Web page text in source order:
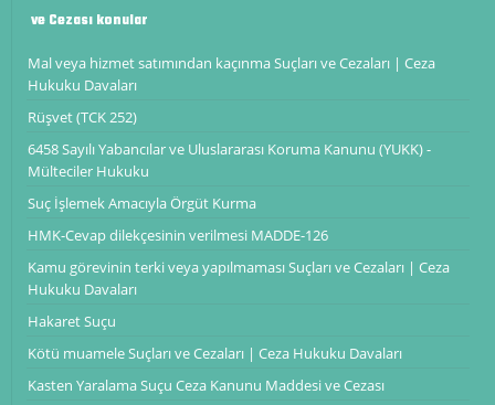
ve Cezası konular
Mal veya hizmet satımından kaçınma Suçları ve Cezaları | Ceza
Hukuku Davaları
Rüşvet (TCK 252)
6458 Sayılı Yabancılar ve Uluslararası Koruma Kanunu (YUKK) -
Mülteciler Hukuku
Suç İşlemek Amacıyla Örgüt Kurma
HMK-Cevap dilekçesinin verilmesi ​​​​​​​MADDE-126
Kamu görevinin terki veya yapılmaması Suçları ve Cezaları | Ceza
Hukuku Davaları
Hakaret Suçu
Kötü muamele Suçları ve Cezaları | Ceza Hukuku Davaları
Kasten Yaralama Suçu Ceza Kanunu Maddesi ve Cezası